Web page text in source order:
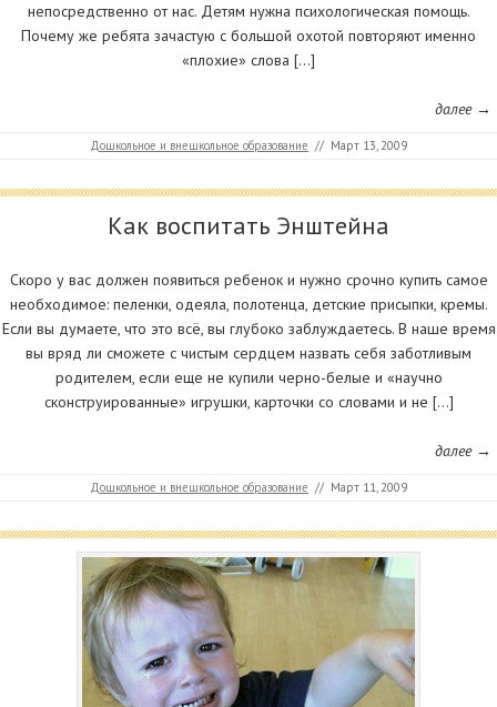
непосредственно от нас. Детям нужна психологическая помощь.
Почему же ребята зачастую с большой охотой повторяют именно
«плохие» слова […]
далее →
Дошкольное и внешкольное образование // Март 13, 2009
Как воспитать Энштейна
Скоро у вас должен появиться ребенок и нужно срочно купить самое
необходимое: пеленки, одеяла, полотенца, детские присыпки, кремы.
Если вы думаете, что это всё, вы глубоко заблуждаетесь. В наше время
вы вряд ли сможете с чистым сердцем назвать себя заботливым
родителем, если еще не купили черно-белые и «научно
сконструированные» игрушки, карточки со словами и не […]
далее →
Дошкольное и внешкольное образование // Март 11, 2009